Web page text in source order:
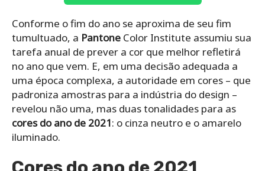
Conforme o fim do ano se aproxima de seu fim
tumultuado, a Pantone Color Institute assumiu sua
tarefa anual de prever a cor que melhor refletirá
no ano que vem. E, em uma decisão adequada a
uma época complexa, a autoridade em cores – que
padroniza amostras para a indústria do design –
revelou não uma, mas duas tonalidades para as
cores do ano de 2021: o cinza neutro e o amarelo
iluminado.